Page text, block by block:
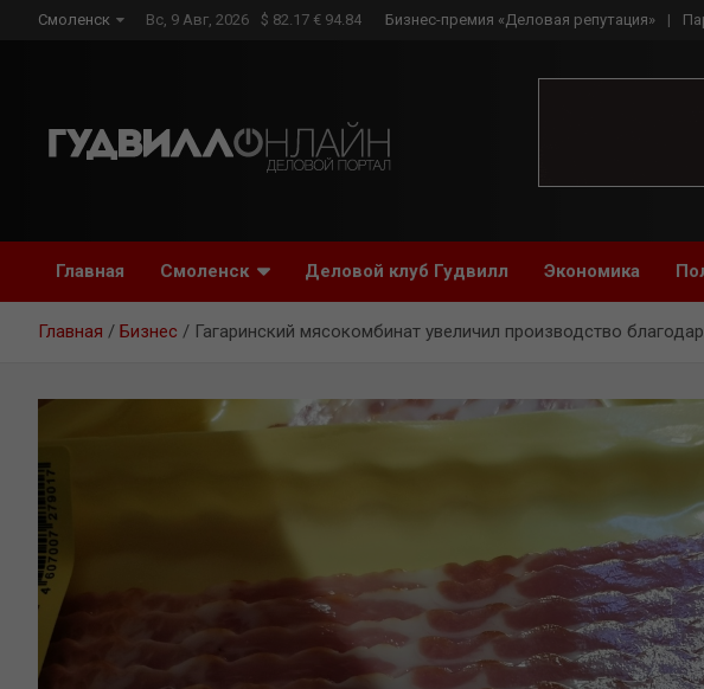
Смоленск Вс, 9 Авг, 2026 $ 82.17 € 94.84 Бизнес-премия «Деловая репутация»
Главная Смоленск Деловой клуб Гудвилл Экономика
Главная Бизнес Гагаринский мясокомбинат увеличил производство